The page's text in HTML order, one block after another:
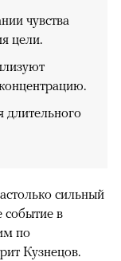
чувства
цели.
длительного
сильный
событие в
по
Кузнецов.